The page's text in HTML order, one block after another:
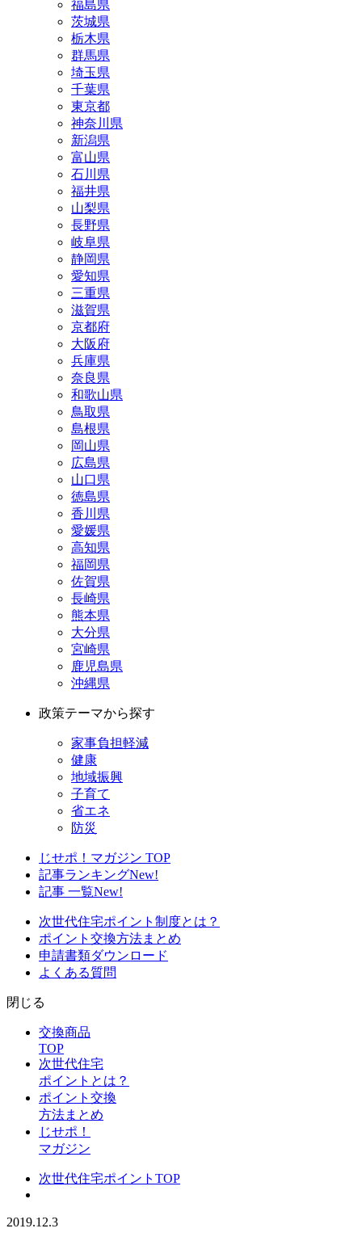
福島県
茨城県
栃木県
群馬県
埼玉県
千葉県
東京都
神奈川県
新潟県
富山県
石川県
福井県
山梨県
長野県
岐阜県
静岡県
愛知県
三重県
滋賀県
京都府
大阪府
兵庫県
奈良県
和歌山県
鳥取県
島根県
岡山県
広島県
山口県
徳島県
香川県
愛媛県
高知県
福岡県
佐賀県
長崎県
熊本県
大分県
宮崎県
鹿児島県
沖縄県
政策テーマから探す
家事負担軽減
健康
地域振興
子育て
省エネ
防災
じせポ！マガジン TOP
記事ランキングNew!
記事 一覧New!
次世代住宅ポイント制度とは？
ポイント交換方法まとめ
申請書類ダウンロード
よくある質問
閉じる
交換商品
TOP
次世代住宅
ポイントとは？
ポイント交換
方法まとめ
じせポ！
マガジン
次世代住宅ポイントTOP
2019.12.3